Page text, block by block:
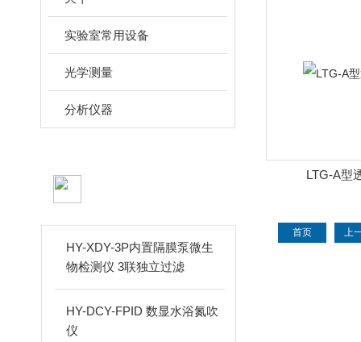
实验室常用设备
光学测量
分析仪器
HY-XDY-3P内置隔膜泵微生
物检测仪 3联独立过滤
HY-DCY-FPID 数显水浴氮吹
仪
LTG-A型
首页 上